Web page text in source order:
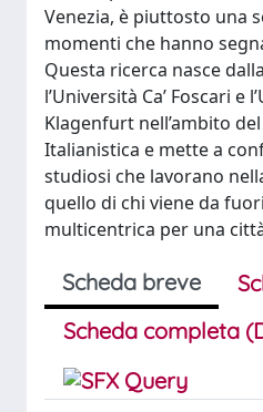
Venezia, è piuttosto una
momenti che hanno
Questa ricerca nasce
l’Università Ca’ Foscari e
Klagenfurt nell’ambito
Italianistica e mette a
studiosi che lavorano
quello di chi viene da
multicentrica per una
Scheda breve
Scheda completa